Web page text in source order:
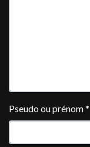
Pseudo ou prénom*